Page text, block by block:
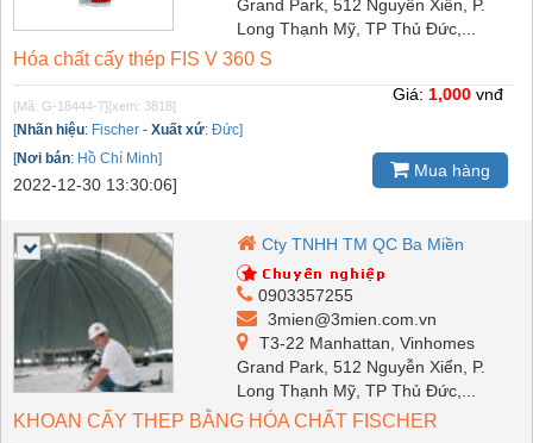
Grand Park, 512 Nguyễn Xiển, P.
Long Thạnh Mỹ, TP Thủ Đức,...
Hóa chất cấy thép FIS V 360 S
[Mã: G-18444-7][xem: 3818]
[Nhãn hiệu: Fischer - Xuất xứ: Đức]
[Nơi bán: Hồ Chí Minh]
2022-12-30 13:30:06]
Giá: 1,000 vnđ
Mua hàng
Cty TNHH TM QC Ba Miền
0903357255
3mien@3mien.com.vn
T3-22 Manhattan, Vinhomes
Grand Park, 512 Nguyễn Xiển, P.
Long Thạnh Mỹ, TP Thủ Đức,...
KHOAN CẤY THEP BẰNG HÓA CHẤT FISCHER